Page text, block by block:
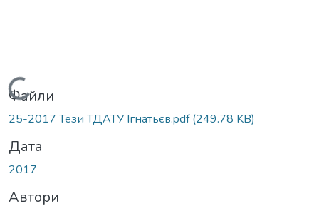
Вантажиться...
Файли
25-2017 Тези ТДАТУ Ігнатьєв.pdf(249.78 KB)
Дата
2017
Автори